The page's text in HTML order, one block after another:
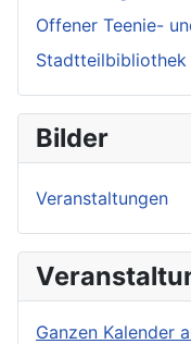
Offener Teenie-
Stadtteilbibliothek
Bilder
Veranstaltungen
Ganzen Kalender